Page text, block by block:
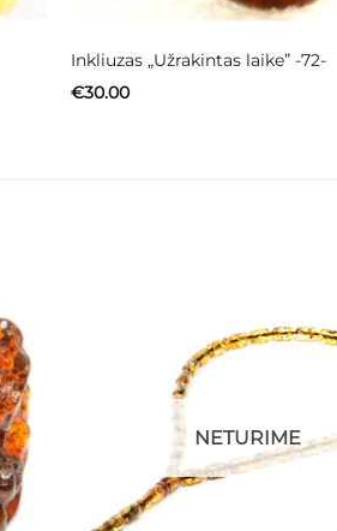
Inkliuzas „Užrakintas laike” -72-
€30.00
NETURIME